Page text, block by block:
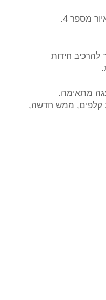
מספר 4.
להרכיב חידות
מתאימה.
קלפים, ממש חדשה,